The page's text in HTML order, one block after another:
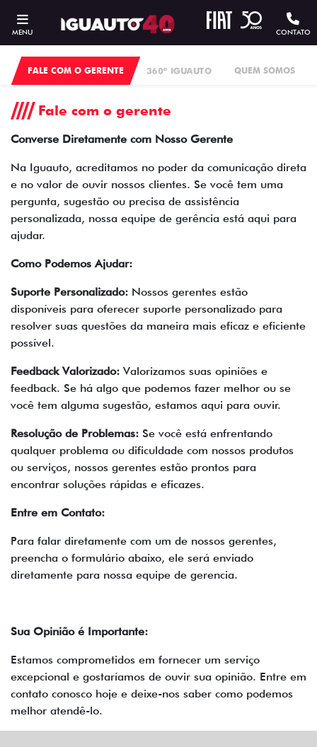
MENU CONTATO
360º IGUAUTO QUEM SOMOS
FALE COM O GERENTE
Fale com o gerente
Converse Diretamente com Nosso Gerente
Na Iguauto, acreditamos no poder da comunicação direta
e no valor de ouvir nossos clientes. Se você tem uma
pergunta, sugestão ou precisa de assistência
personalizada, nossa equipe de gerência está aqui para
ajudar.
Como Podemos Ajudar:
Suporte Personalizado: Nossos gerentes estão
disponíveis para oferecer suporte personalizado para
resolver suas questões da maneira mais eficaz e eficiente
possível.
Feedback Valorizado: Valorizamos suas opiniões e
feedback. Se há algo que podemos fazer melhor ou se
você tem alguma sugestão, estamos aqui para ouvir.
Resolução de Problemas: Se você está enfrentando
qualquer problema ou dificuldade com nossos produtos
ou serviços, nossos gerentes estão prontos para
encontrar soluções rápidas e eficazes.
Entre em Contato:
Para falar diretamente com um de nossos gerentes,
preencha o formulário abaixo, ele será enviado
diretamente para nossa equipe de gerencia.
Sua Opinião é Importante:
Estamos comprometidos em fornecer um serviço
excepcional e gostaríamos de ouvir sua opinião. Entre em
contato conosco hoje e deixe-nos saber como podemos
melhor atendê-lo.